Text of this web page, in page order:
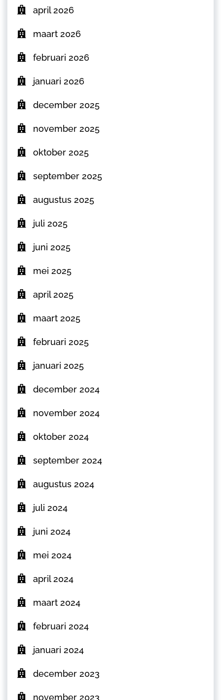
april 2026
maart 2026
februari 2026
januari 2026
december 2025
november 2025
oktober 2025
september 2025
augustus 2025
juli 2025
juni 2025
mei 2025
april 2025
maart 2025
februari 2025
januari 2025
december 2024
november 2024
oktober 2024
september 2024
augustus 2024
juli 2024
juni 2024
mei 2024
april 2024
maart 2024
februari 2024
januari 2024
december 2023
november 2023